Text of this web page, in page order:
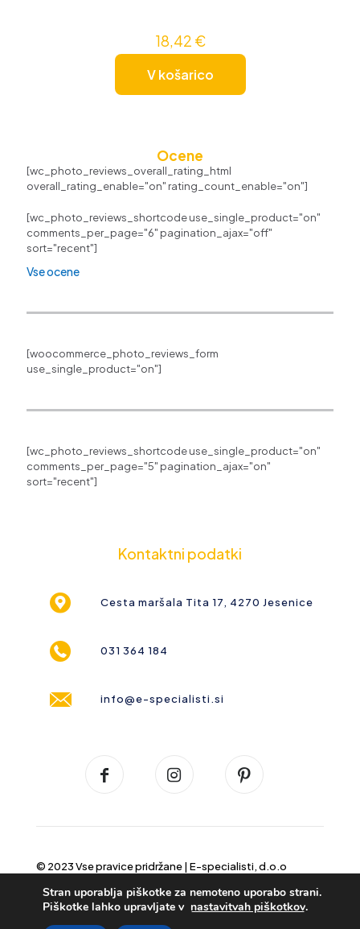
18,42 €
V košarico
Ocene
[wc_photo_reviews_overall_rating_html
overall_rating_enable="on" rating_count_enable="on"]
[wc_photo_reviews_shortcode use_single_product="on"
comments_per_page="6" pagination_ajax="off"
sort="recent"]
Vse ocene
[woocommerce_photo_reviews_form
use_single_product="on"]
[wc_photo_reviews_shortcode use_single_product="on"
comments_per_page="5" pagination_ajax="on"
sort="recent"]
Kontaktni podatki
Cesta maršala Tita 17, 4270 Jesenice
031 364 184
info@e-specialisti.si
© 2023 Vse pravice pridržane | E-specialisti, d.o.o
Stran uporablja piškotke za nemoteno uporabo strani.
Piškotke lahko upravljate v nastavitvah piškotkov.